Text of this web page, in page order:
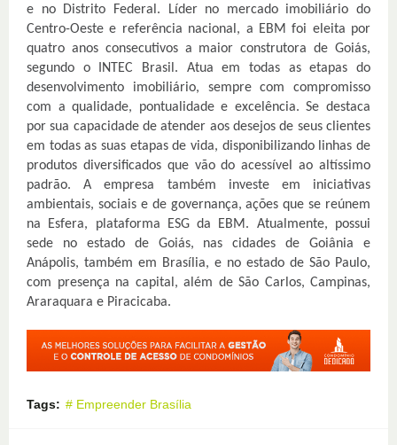
e no Distrito Federal. Líder no mercado imobiliário do
Centro-Oeste e referência nacional, a EBM foi eleita por
quatro anos consecutivos a maior construtora de Goiás,
segundo o INTEC Brasil. Atua em todas as etapas do
desenvolvimento imobiliário, sempre com compromisso
com a qualidade, pontualidade e excelência. Se destaca
por sua capacidade de atender aos desejos de seus clientes
em todas as suas etapas de vida, disponibilizando linhas de
produtos diversificados que vão do acessível ao altíssimo
padrão. A empresa também investe em iniciativas
ambientais, sociais e de governança, ações que se reúnem
na Esfera, plataforma ESG da EBM. Atualmente, possui
sede no estado de Goiás, nas cidades de Goiânia e
Anápolis, também em Brasília, e no estado de São Paulo,
com presença na capital, além de São Carlos, Campinas,
Araraquara e Piracicaba.
Tags: # Empreender Brasília